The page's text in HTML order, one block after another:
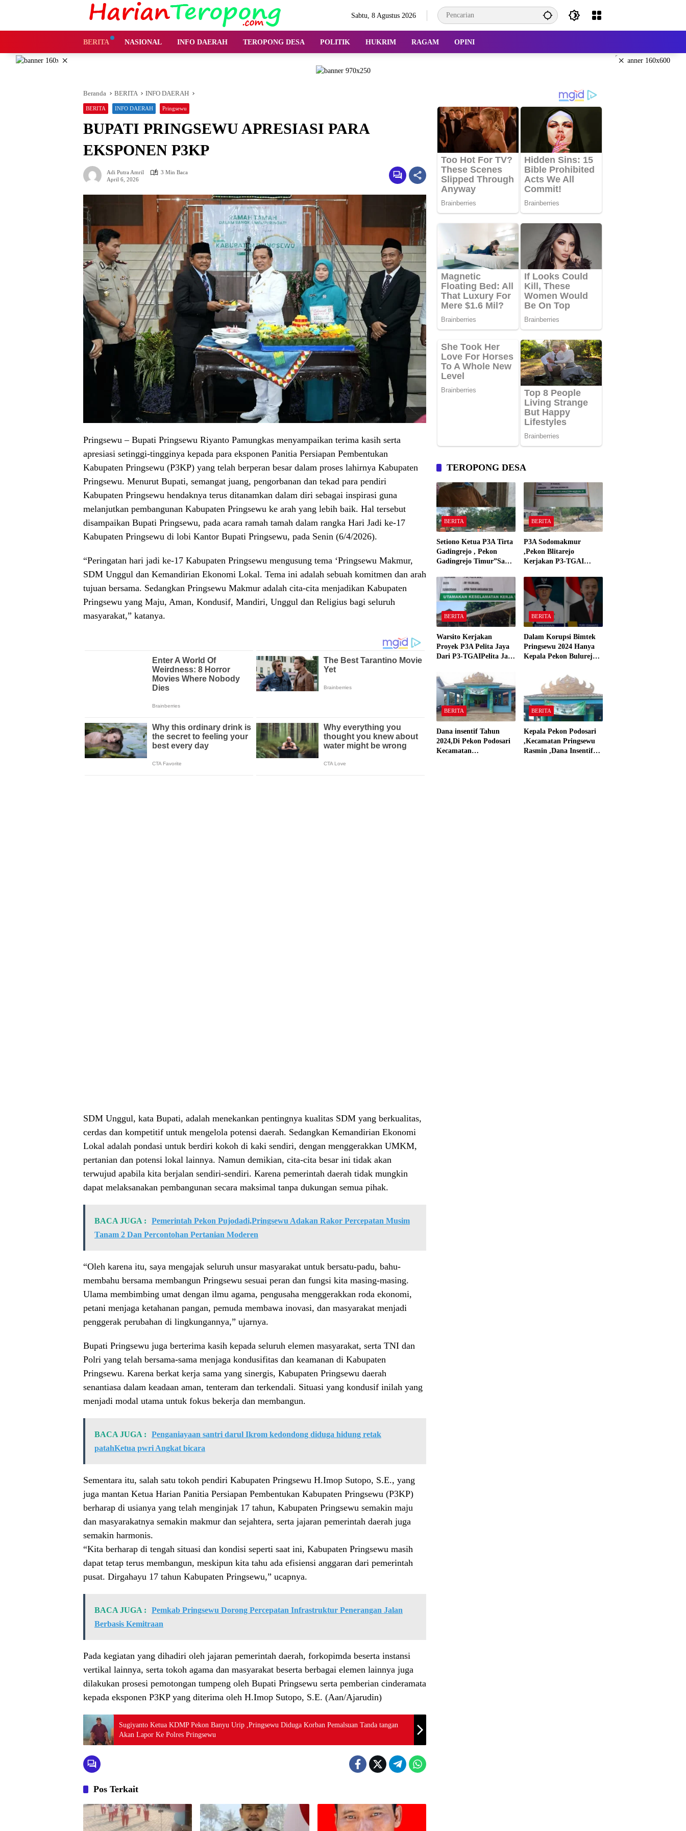
Sabtu, 8 Agustus 2026
BERITA NASIONAL INFO DAERAH TEROPONG DESA POLITIK HUKRIM RAGAM OPINI
× ×
Beranda BERITA INFO DAERAH
BERITA INFO DAERAH Pringsewu
BUPATI PRINGSEWU APRESIASI PARA
EKSPONEN P3KP
Adi Putra Amril
3 Min Baca
April 6, 2026
Pringsewu – Bupati Pringsewu Riyanto Pamungkas menyampaikan terima kasih serta
apresiasi setinggi-tingginya kepada para eksponen Panitia Persiapan Pembentukan
Kabupaten Pringsewu (P3KP) yang telah berperan besar dalam proses lahirnya Kabupaten
Pringsewu. Menurut Bupati, semangat juang, pengorbanan dan tekad para pendiri
Kabupaten Pringsewu hendaknya terus ditanamkan dalam diri sebagai inspirasi guna
melanjutkan pembangunan Kabupaten Pringsewu ke arah yang lebih baik. Hal tersebut
disampaikan Bupati Pringsewu, pada acara ramah tamah dalam rangka Hari Jadi ke-17
Kabupaten Pringsewu di lobi Kantor Bupati Pringsewu, pada Senin (6/4/2026).
“Peringatan hari jadi ke-17 Kabupaten Pringsewu mengusung tema ‘Pringsewu Makmur,
SDM Unggul dan Kemandirian Ekonomi Lokal. Tema ini adalah sebuah komitmen dan arah
tujuan bersama. Sedangkan Pringsewu Makmur adalah cita-cita menjadikan Kabupaten
Pringsewu yang Maju, Aman, Kondusif, Mandiri, Unggul dan Religius bagi seluruh
masyarakat,” katanya.
SDM Unggul, kata Bupati, adalah menekankan pentingnya kualitas SDM yang berkualitas,
cerdas dan kompetitif untuk mengelola potensi daerah. Sedangkan Kemandirian Ekonomi
Lokal adalah pondasi untuk berdiri kokoh di kaki sendiri, dengan menggerakkan UMKM,
pertanian dan potensi lokal lainnya. Namun demikian, cita-cita besar ini tidak akan
terwujud apabila kita berjalan sendiri-sendiri. Karena pemerintah daerah tidak mungkin
dapat melaksanakan pembangunan secara maksimal tanpa dukungan semua pihak.
BACA JUGA :
Pemerintah Pekon Pujodadi,Pringsewu Adakan Rakor Percepatan Musim
Tanam 2 Dan Percontohan Pertanian Moderen
“Oleh karena itu, saya mengajak seluruh unsur masyarakat untuk bersatu-padu, bahu-
membahu bersama membangun Pringsewu sesuai peran dan fungsi kita masing-masing.
Ulama membimbing umat dengan ilmu agama, pengusaha menggerakkan roda ekonomi,
petani menjaga ketahanan pangan, pemuda membawa inovasi, dan masyarakat menjadi
penggerak perubahan di lingkungannya,” ujarnya.
Bupati Pringsewu juga berterima kasih kepada seluruh elemen masyarakat, serta TNI dan
Polri yang telah bersama-sama menjaga kondusifitas dan keamanan di Kabupaten
Pringsewu. Karena berkat kerja sama yang sinergis, Kabupaten Pringsewu daerah
senantiasa dalam keadaan aman, tenteram dan terkendali. Situasi yang kondusif inilah yang
menjadi modal utama untuk fokus bekerja dan membangun.
BACA JUGA :
Penganiayaan santri darul Ikrom kedondong diduga hidung retak
patahKetua pwri Angkat bicara
Sementara itu, salah satu tokoh pendiri Kabupaten Pringsewu H.Imop Sutopo, S.E., yang
juga mantan Ketua Harian Panitia Persiapan Pembentukan Kabupaten Pringsewu (P3KP)
berharap di usianya yang telah menginjak 17 tahun, Kabupaten Pringsewu semakin maju
dan masyarakatnya semakin makmur dan sejahtera, serta jajaran pemerintah daerah juga
semakin harmonis.
“Kita berharap di tengah situasi dan kondisi seperti saat ini, Kabupaten Pringsewu masih
dapat tetap terus membangun, meskipun kita tahu ada efisiensi anggaran dari pemerintah
pusat. Dirgahayu 17 tahun Kabupaten Pringsewu,” ucapnya.
BACA JUGA :
Pemkab Pringsewu Dorong Percepatan Infrastruktur Penerangan Jalan
Berbasis Kemitraan
Pada kegiatan yang dihadiri oleh jajaran pemerintah daerah, forkopimda beserta instansi
vertikal lainnya, serta tokoh agama dan masyarakat beserta berbagai elemen lainnya juga
dilakukan prosesi pemotongan tumpeng oleh Bupati Pringsewu serta pemberian cinderamata
kepada eksponen P3KP yang diterima oleh H.Imop Sutopo, S.E. (Aan/Ajarudin)
Sugiyanto Ketua KDMP Pekon Banyu Urip ,Pringsewu Diduga Korban Pemalsuan Tanda tangan
Akan Lapor Ke Polres Pringsewu
Pos Terkait
TEROPONG DESA
BERITA
Setiono Ketua P3A Tirta
Gadingrejo , Pekon
Gadingrejo Timur”Saya
Bakar Kantor Camat
Gadingrejo Tahun 2000″
BERITA
P3A Sodomakmur
,Pekon Blitarejo
Kerjakan P3-TGAI
Spesifikasinya
BERITA
Warsito Kerjakan
Proyek P3A Pelita Jaya
Dari P3-TGAIPelita Jaya
“Semua Material Sesuai
Standar”
BERITA
Dalam Korupsi Bimtek
Pringsewu 2024 Hanya
Kepala Pekon Bulurejo
dan Dana Insentif Pekon
BERITA
Dana insentif Tahun
2024,Di Pekon Podosari
Kecamatan
BERITA
Kepala Pekon Podosari
,Kecamatan Pringsewu
Rasmin ,Dana Insentif